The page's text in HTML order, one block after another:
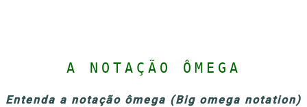
A NOTAÇÃO ÔMEGA
Entenda a notação ômega (Big omega notation)